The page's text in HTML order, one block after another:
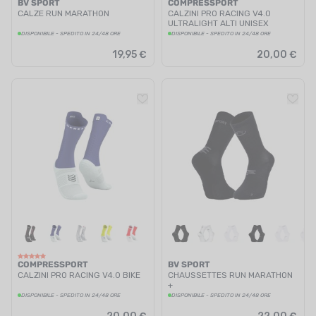
BV SPORT
CALZE RUN MARATHON
DISPONIBILE - SPEDITO IN 24/48 ORE
19,95 €
COMPRESSPORT
CALZINI PRO RACING V4.0
ULTRALIGHT ALTI UNISEX
DISPONIBILE - SPEDITO IN 24/48 ORE
20,00 €
COMPRESSPORT
CALZINI PRO RACING V4.0 BIKE
DISPONIBILE - SPEDITO IN 24/48 ORE
BV SPORT
CHAUSSETTES RUN MARATHON
+
DISPONIBILE - SPEDITO IN 24/48 ORE